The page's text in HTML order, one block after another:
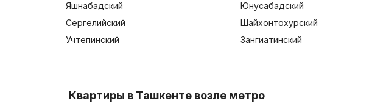
Яшнабадский
Юнусабадский
Сергелийский
Шайхонтохурский
Учтепинский
Зангиатинский
Квартиры в Ташкенте возле метро